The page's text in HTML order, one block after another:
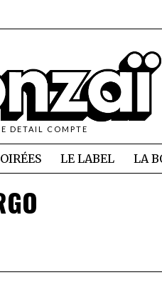
DETAIL COMPTE
LE LABEL LA